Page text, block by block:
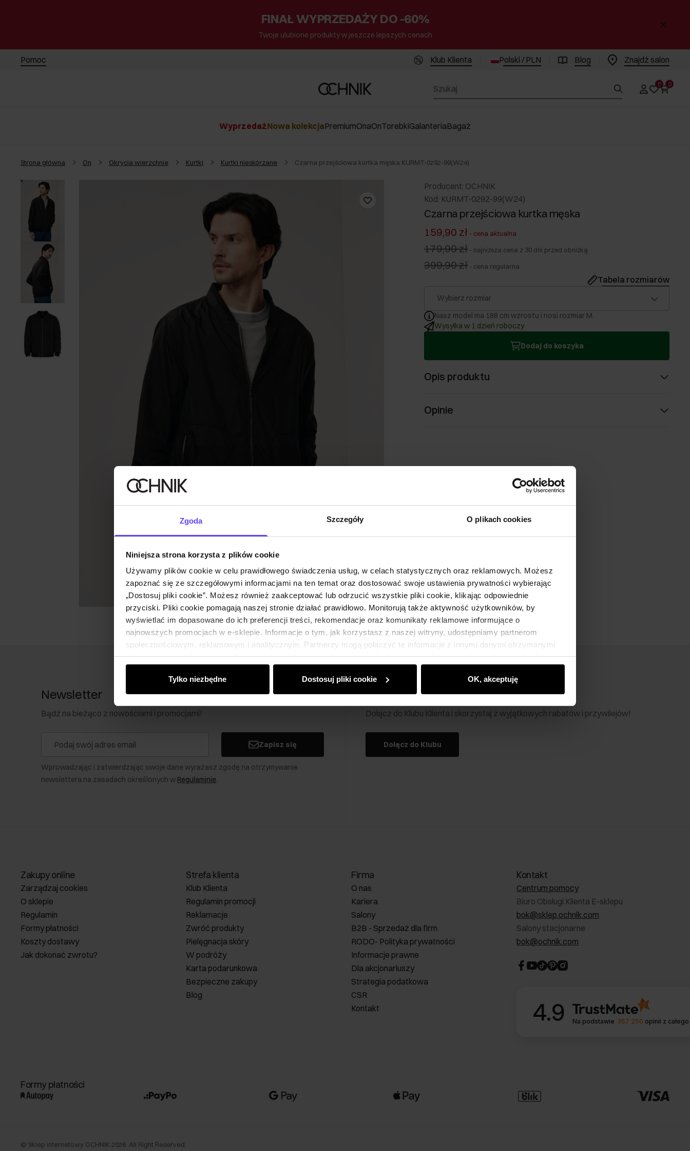
Zgoda Szczegóły O plikach cookies
Niniejsza strona korzysta z plików cookie
Używamy plików cookie w celu prawidłowego świadczenia usług, w celach statystycznych oraz reklamowych. Możesz
zapoznać się ze szczegółowymi informacjami na ten temat oraz dostosować swoje ustawienia prywatności wybierając
„Dostosuj pliki cookie”. Możesz również zaakceptować lub odrzucić wszystkie pliki cookie, klikając odpowiednie
przyciski. Pliki cookie pomagają naszej stronie działać prawidłowo. Monitorują także aktywność użytkowników, by
wyświetlać im dopasowane do ich preferencji treści, rekomendacje oraz komunikaty reklamowe informujące o
najnowszych promocjach w e-sklepie. Informacje o tym, jak korzystasz z naszej witryny, udostępniamy partnerom
społecznościowym, reklamowym i analitycznym. Partnerzy mogą połączyć te informacje z innymi danymi otrzymanymi
od Ciebie lub uzyskanymi podczas korzystania z ich usług.
Tylko niezbędne Dostosuj pliki cookie OK, akceptuję
FINAŁ WYPRZEDAŻY DO -60%
Twoje ulubione produkty w jeszcze lepszych cenach
Pomoc Klub Klienta Polski / PLN Blog Znajdż salon
0 0
WyprzedażNowa kolekcjaPremiumOnaOnTorebkiGalanteriaBagaż
Strona główna On Okrycia wierzchnie Kurtki Kurtki nieskórzane Czarna przejściowa kurtka męska KURMT-0292-99(W24)
Producent: OCHNIK
Kod: KURMT-0292-99(W24)
Czarna przejściowa kurtka męska
159,90 zł - cena aktualna
179,90 zł - najniższa cena z 30 dni przed obniżką
399,90 zł - cena regularna
Tabela rozmiarów
Wybierz rozmiar
Nasz model ma 188 cm wzrostu i nosi rozmiar M.
Wysyłka w 1 dzień roboczy
Dodaj do koszyka
Opis produktu
Opinie
Newsletter
Bądź na bieżąco z nowościami i promocjami!
Zapisz się
Wprowadzając i zatwierdzając swoje dane wyrażasz zgodę na otrzymywanie
newslettera na zasadach określonych w Regulaminie.
Klub Klienta Ochnik
Dołącz do Klubu Klienta i skorzystaj z wyjątkowych rabatów i przywilejów!
Dołącz do Klubu
Zakupy online
Zarządzaj cookies
O sklepie
Regulamin
Formy płatności
Koszty dostawy
Jak dokonać zwrotu?
Strefa klienta
Klub Klienta
Regulamin promocji
Reklamacje
Zwróć produkty
Pielęgnacja skóry
W podróży
Karta podarunkowa
Bezpieczne zakupy
Blog
Firma
O nas
Kariera
Salony
B2B - Sprzedaż dla firm
RODO- Polityka prywatności
Informacje prawne
Dla akcjonariuszy
Strategia podatkowa
CSR
Kontakt
Kontakt
Centrum pomocy
Biuro Obsługi Klienta E-sklepu
bok@sklep.ochnik.com
Salony stacjonarne
bok@ochnik.com
4.9 Na podstawie 357 250 opinii z
Formy płatności
© Sklep internetowy OCHNIK 2026 . All Right Reserved.